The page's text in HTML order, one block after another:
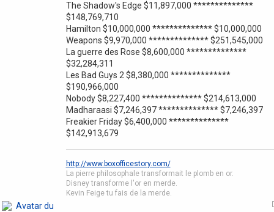
The Shadow's Edge $11,897,000 **************
$148,769,710
Hamilton $10,000,000 ************** $10,000,000
Weapons $9,970,000 ************** $251,545,000
La guerre des Rose $8,600,000 **************
$32,284,311
Les Bad Guys 2 $8,380,000 **************
$190,966,000
Nobody $8,227,400 ************** $214,613,000
Madharaasi $7,246,397 ************** $7,246,397
Freakier Friday $6,400,000 **************
$142,913,679
http://www.boxofficestory.com/
La pierre philosophale transformait le plomb en or.
Disney transforme l'or en merde.
Kevin Feige tu fais de la merde.